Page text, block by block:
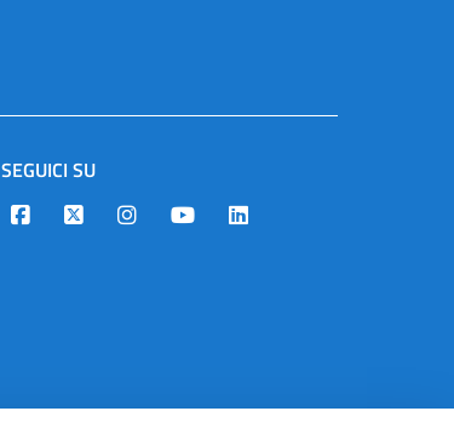
SEGUICI SU
Designers Italia
TwitterInstagramYoutubeLinkedin